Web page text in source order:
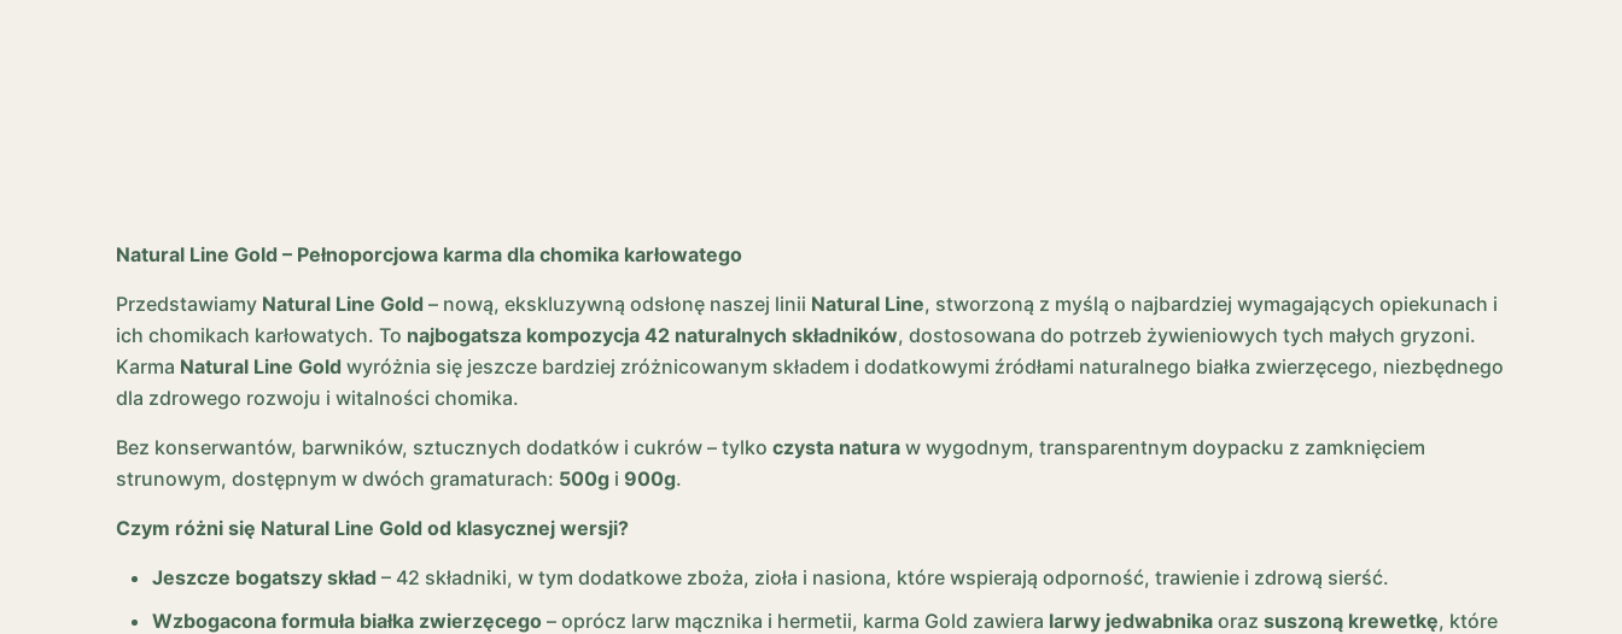
Natural Line Gold – Pełnoporcjowa karma dla chomika karłowatego
Przedstawiamy Natural Line Gold – nową, ekskluzywną odsłonę naszej linii Natural Line, stworzoną z myślą o najbardziej wymagających opiekunach i
ich chomikach karłowatych. To najbogatsza kompozycja 42 naturalnych składników, dostosowana do potrzeb żywieniowych tych małych gryzoni.
Karma Natural Line Gold wyróżnia się jeszcze bardziej zróżnicowanym składem i dodatkowymi źródłami naturalnego białka zwierzęcego, niezbędnego
dla zdrowego rozwoju i witalności chomika.
Bez konserwantów, barwników, sztucznych dodatków i cukrów – tylko czysta naturaw wygodnym, transparentnym doypacku z zamknięciem
strunowym, dostępnym w dwóch gramaturach: 500gi 900g.
Czym różni się Natural Line Gold od klasycznej wersji?
Jeszcze bogatszy skład – 42 składniki, w tym dodatkowe zboża, zioła i nasiona, które wspierają odporność, trawienie i zdrową sierść.
Wzbogacona formuła białka zwierzęcego– oprócz larw mącznika i hermetii, karma Gold zawiera larwy jedwabnikaoraz suszoną krewetkę, które